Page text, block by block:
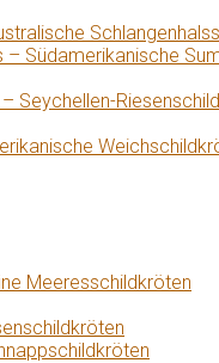
– Südamerikanische
Seychellen-
Meeresschildkröten